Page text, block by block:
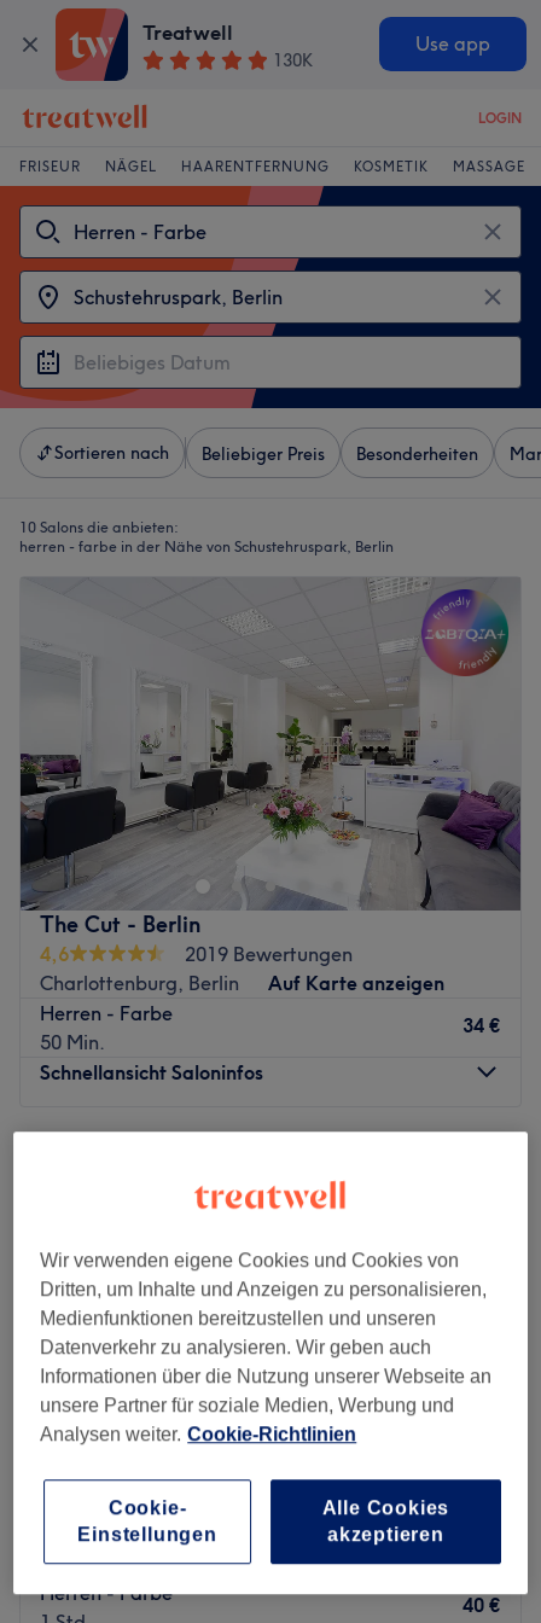
Treatwell
130K
Use app
LOGIN
FRISEUR NÄGEL HAARENTFERNUNG KOSMETIK MASSAGE
Sortieren nach Beliebiger Preis Besonderheiten
10 Salons die anbieten:
herren - farbe in der Nähe von Schustehruspark, Berlin
The Cut - Berlin
4,6
2019 Bewertungen
Charlottenburg, Berlin
Auf Karte anzeigen
Herren - Farbe
50 Min.
34 €
Schnellansicht Saloninfos
Montag 10:00–18:00
Freitag
10:00– 18:00
Samstag
10:00–18:00
Sonntag
Geschlossen
The Cut – der Haarschnitt, der dich glücklich machen
wird. In der Kantstraße mitten im Herzen von Berlin-
Charlottenburg, in der Nähe der Fußgängerzone,
verpasst. Wenn du möchtest, kannst du dir deinen
verbindlichen, persönlichen Wunschtermin völlig
unkompliziert und schnell mit nur wenigen Klicks online
Friseur Prämie
120 Bewertungen
Kaiserdamm, Berlin
Auf Karte anzeigen
Herren - Farbe
40 €
Wir verwenden eigene Cookies und Cookies von
Dritten, um Inhalte und Anzeigen zu personalisieren,
Medienfunktionen bereitzustellen und unseren
Datenverkehr zu analysieren. Wir geben auch
Informationen über die Nutzung unserer Webseite an
unsere Partner für soziale Medien, Werbung und
Analysen weiter. Cookie-Richtlinien
Cookie-
Einstellungen
Alle Cookies
akzeptieren